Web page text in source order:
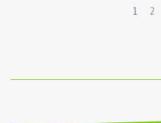
1 2